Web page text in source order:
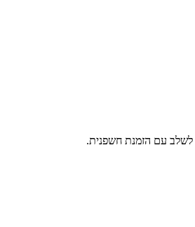
לשלב עם הזמנת חשפנית.